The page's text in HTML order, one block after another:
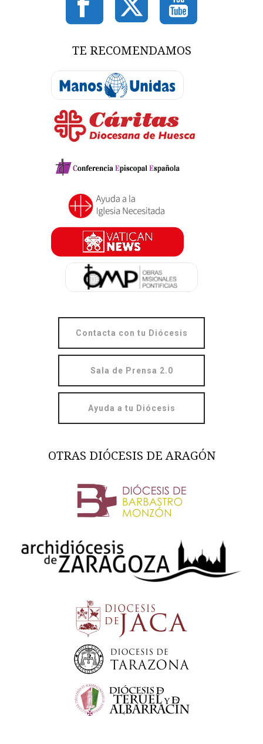
TE RECOMENDAMOS
Contacta con tu Diócesis
Sala de Prensa 2.0
Ayuda a tu Diócesis
OTRAS DIÓCESIS DE ARAGÓN